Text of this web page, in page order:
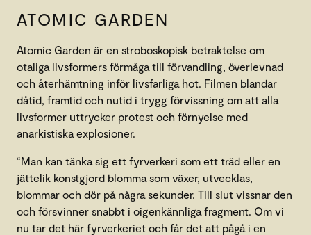
ATOMIC GARDEN
Atomic Garden är en stroboskopisk betraktelse om
otaliga livsformers förmåga till förvandling, överlevnad
och återhämtning inför livsfarliga hot. Filmen blandar
dåtid, framtid och nutid i trygg förvissning om att alla
livsformer uttrycker protest och förnyelse med
anarkistiska explosioner.
“Man kan tänka sig ett fyrverkeri som ett träd eller en
jättelik konstgjord blomma som växer, utvecklas,
blommar och dör på några sekunder. Till slut vissnar den
och försvinner snabbt i oigenkännliga fragment. Om vi
nu tar det här fyrverkeriet och får det att pågå i en